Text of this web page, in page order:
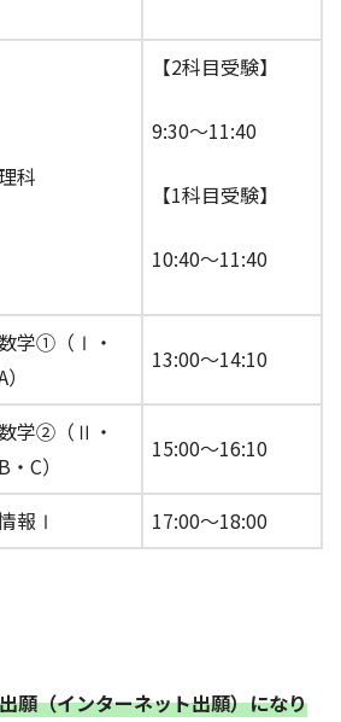
科
【2科目受験】
9:30～11:40
【1科目受験】
10:40～11:40
学①（Ⅰ・
13:00～14:10
学②（Ⅱ・
B・C）
15:00～16:10
報Ⅰ 17:00～18:00
願（インターネット出願）になり